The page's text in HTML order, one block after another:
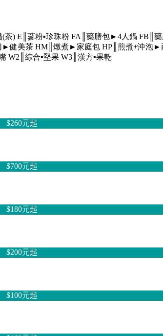
(茶) E║蔘粉▪珍珠粉 FA║藥膳包►4人鍋 FB║
►健美茶 HM║燉煮►家庭包 HP║煎煮+沖泡►
W2║綜合▪堅果 W3║漢方▪果乾
$260元起
$700元起
$180元起
$200元起
$100元起